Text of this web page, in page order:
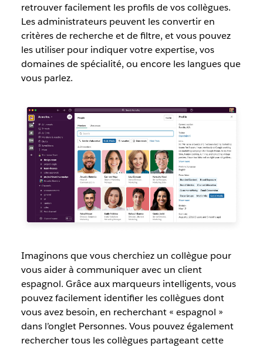
retrouver facilement les profils de vos collègues.
Les administrateurs peuvent les convertir en
critères de recherche et de filtre, et vous pouvez
les utiliser pour indiquer votre expertise, vos
domaines de spécialité, ou encore les langues que
vous parlez.
Imaginons que vous cherchiez un collègue pour
vous aider à communiquer avec un client
espagnol. Grâce aux marqueurs intelligents, vous
pouvez facilement identifier les collègues dont
vous avez besoin, en recherchant « espagnol »
dans l’onglet Personnes. Vous pouvez également
rechercher tous les collègues partageant cette